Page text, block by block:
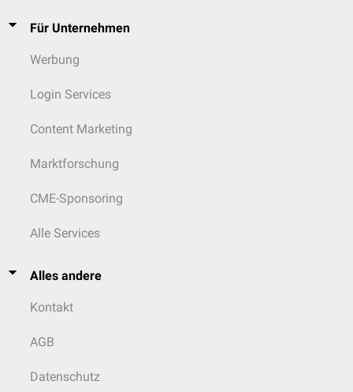
Für Unternehmen
Werbung
Login Services
Content Marketing
Marktforschung
CME-Sponsoring
Alle Services
Alles andere
Kontakt
AGB
Datenschutz